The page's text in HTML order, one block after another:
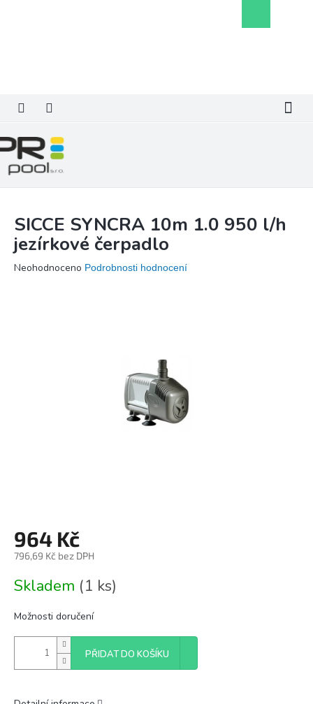
košík
SICCE SYNCRA 10m 1.0 950 l/h
jezírkové čerpadlo
Průměrné
Neohodnoceno Podrobnosti hodnocení
964 Kč
796,69 Kč bez DPH
cena:
Skladem (1 ks)
Možnosti doručení
PŘIDAT DO KOŠÍKU